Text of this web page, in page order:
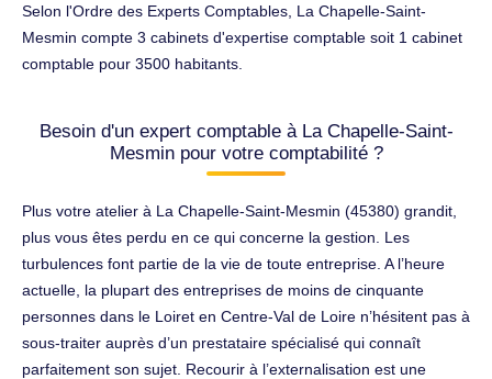
Selon l'Ordre des Experts Comptables, La Chapelle-Saint-
Mesmin compte 3 cabinets d'expertise comptable soit 1 cabinet
comptable pour 3500 habitants.
Besoin d'un expert comptable à La Chapelle-Saint-
Mesmin pour votre comptabilité ?
Plus votre atelier à La Chapelle-Saint-Mesmin (45380) grandit,
plus vous êtes perdu en ce qui concerne la gestion. Les
turbulences font partie de la vie de toute entreprise. A l’heure
actuelle, la plupart des entreprises de moins de cinquante
personnes dans le Loiret en Centre-Val de Loire n’hésitent pas à
sous-traiter auprès d’un prestataire spécialisé qui connaît
parfaitement son sujet. Recourir à l’externalisation est une